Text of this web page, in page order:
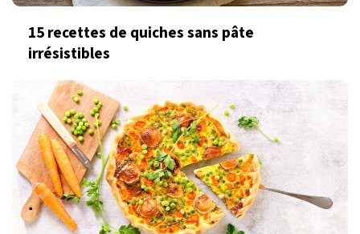
15 recettes de quiches sans pâte
irrésistibles